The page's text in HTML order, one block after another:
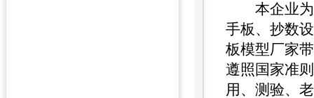
本企业为
手板、抄数
板模型厂家
遵照国家准
用、测验、